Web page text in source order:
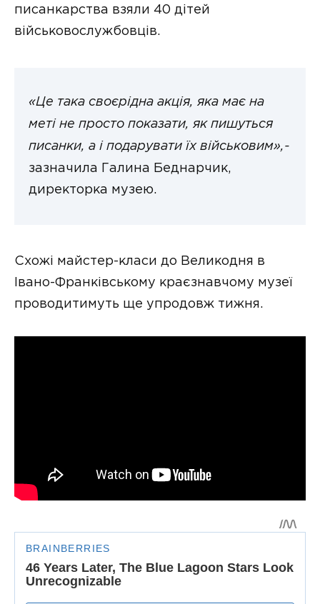
писанкарства взяли 40 дітей
військовослужбовців.
«Це така своєрідна акція, яка має на
меті не просто показати, як пишуться
писанки, а і подарувати їх військовим»,-
зазначила Галина Беднарчик,
директорка музею.
Схожі майстер-класи до Великодня в
Івано-Франківському краєзнавчому музеї
проводитимуть ще упродовж тижня.